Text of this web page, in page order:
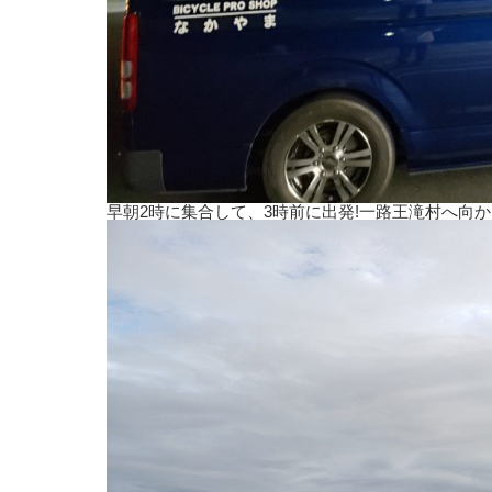
早朝2時に集合して、3時前に出発!一路王滝村へ向